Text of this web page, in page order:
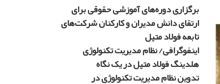
برگزاری دوره‌های آموزشی حقوقی برای
ارتقای دانش مدیران و کارکنان شرکت‌های
تابعه فولاد متیل
اینفوگرافی/ نظام مدیریت تکنولوژی
هلدینگ فولاد متیل در یک نگاه
تدوین نظام مدیریت تکنولوژی در